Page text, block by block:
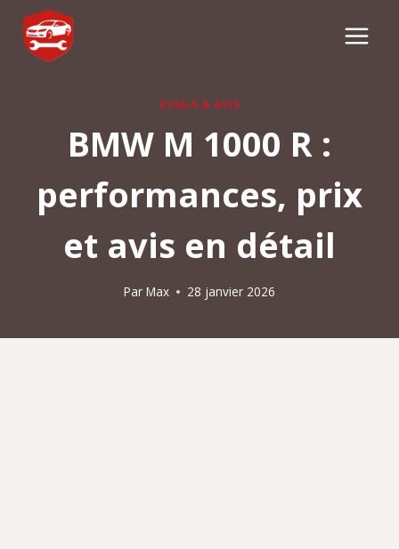
Aller
contenu
ESSAIS & AVIS
BMW M 1000 R :
performances, prix
et avis en détail
Par Max 28 janvier 2026